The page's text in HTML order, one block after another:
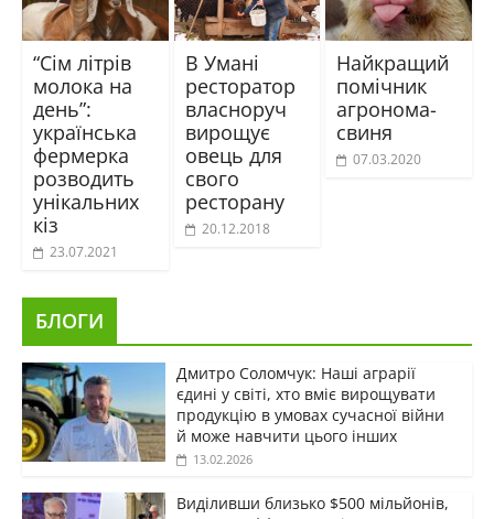
“Сім літрів
молока на
день”:
українська
фермерка
розводить
унікальних
кіз
23.07.2021
В Умані
ресторатор
власноруч
вирощує
овець для
свого
ресторану
20.12.2018
Найкращий
помічник
агронома-
свиня
07.03.2020
БЛОГИ
Дмитро Соломчук: Наші аграрії
єдині у світі, хто вміє вирощувати
продукцію в умовах сучасної війни
й може навчити цього інших
13.02.2026
Виділивши близько $500 мільйонів,